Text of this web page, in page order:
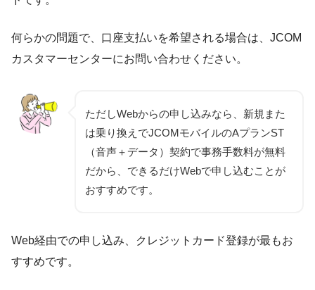
何らかの問題で、口座支払いを希望される場合は、JCOM
カスタマーセンターにお問い合わせください。
ただしWebからの申し込みなら、新規また
は乗り換えでJCOMモバイルのAプランST
（音声＋データ）契約で事務手数料が無料
だから、できるだけWebで申し込むことが
おすすめです。
Web経由での申し込み、クレジットカード登録が最もお
すすめです。